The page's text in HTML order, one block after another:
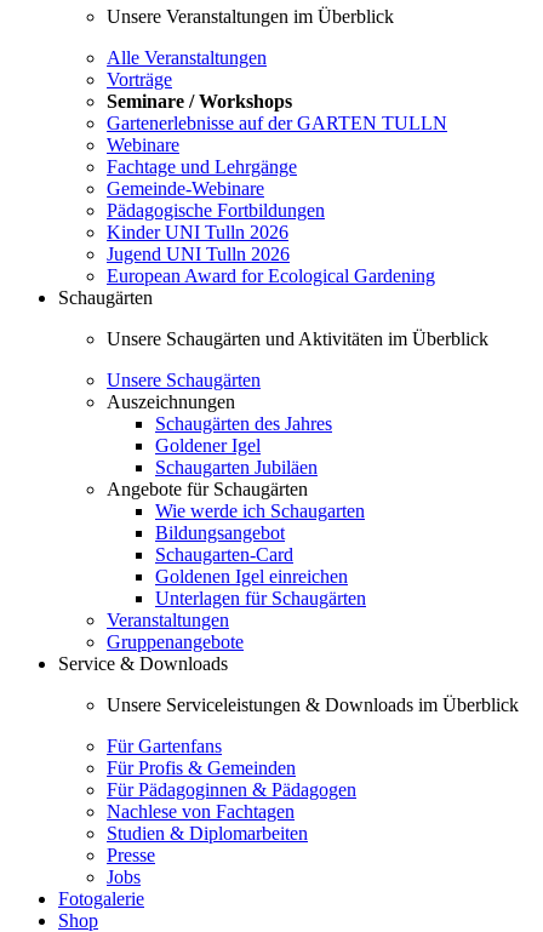
Unsere Veranstaltungen im Überblick
Alle Veranstaltungen
Vorträge
Seminare / Workshops
Gartenerlebnisse auf der GARTEN TULLN
Webinare
Fachtage und Lehrgänge
Gemeinde-Webinare
Pädagogische Fortbildungen
Kinder UNI Tulln 2026
Jugend UNI Tulln 2026
European Award for Ecological Gardening
Schaugärten
Unsere Schaugärten und Aktivitäten im Überblick
Unsere Schaugärten
Auszeichnungen
Schaugärten des Jahres
Goldener Igel
Schaugarten Jubiläen
Angebote für Schaugärten
Wie werde ich Schaugarten
Bildungsangebot
Schaugarten-Card
Goldenen Igel einreichen
Unterlagen für Schaugärten
Veranstaltungen
Gruppenangebote
Service & Downloads
Unsere Serviceleistungen & Downloads im Überblick
Für Gartenfans
Für Profis & Gemeinden
Für Pädagoginnen & Pädagogen
Nachlese von Fachtagen
Studien & Diplomarbeiten
Presse
Jobs
Fotogalerie
Shop